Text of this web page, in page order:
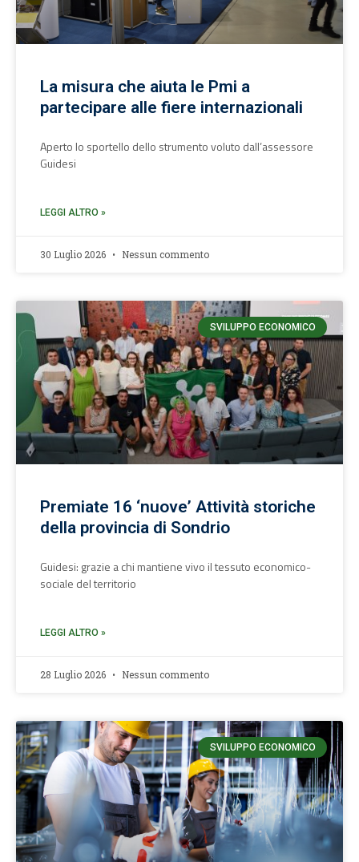
La misura che aiuta le Pmi a
partecipare alle fiere internazionali
Aperto lo sportello dello strumento voluto dall’assessore
Guidesi
LEGGI ALTRO »
30 Luglio 2026 Nessun commento
SVILUPPO ECONOMICO
Premiate 16 ‘nuove’ Attività storiche
della provincia di Sondrio
Guidesi: grazie a chi mantiene vivo il tessuto economico-
sociale del territorio
LEGGI ALTRO »
28 Luglio 2026 Nessun commento
SVILUPPO ECONOMICO